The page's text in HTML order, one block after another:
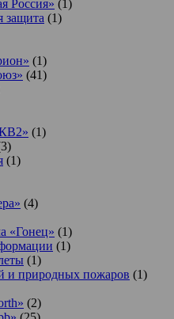
Россия» (1)
защита (1)
(1)
(41)
(1)
(1)
(4)
«Гонец» (1)
(1)
(1)
и природных пожаров (1)
(2)